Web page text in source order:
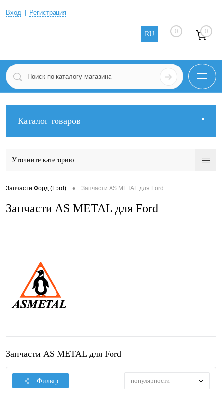
Вход Регистрация
RU 0 0
Каталог товаров
Уточните категорию:
Запчасти Форд (Ford) • Запчасти AS METAL для Ford
Запчасти AS METAL для Ford
Запчасти AS METAL для Ford
Фильтр популярности